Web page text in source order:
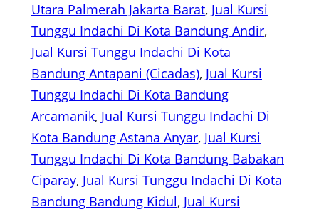
Utara Palmerah Jakarta Barat, Jual Kursi
Tunggu Indachi Di Kota Bandung Andir
Jual Kursi Tunggu Indachi Di Kota
Bandung Antapani (Cicadas), Jual Kursi
Tunggu Indachi Di Kota Bandung
Arcamanik, Jual Kursi Tunggu Indachi Di
Kota Bandung Astana Anyar, Jual Kursi
Tunggu Indachi Di Kota Bandung Babakan
Ciparay, Jual Kursi Tunggu Indachi Di Kota
Bandung Bandung Kidul, Jual Kursi